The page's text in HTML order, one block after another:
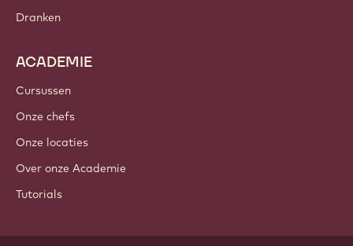
Dranken
ACADEMIE
Cursussen
Onze chefs
Onze locaties
Over onze Academie
Tutorials